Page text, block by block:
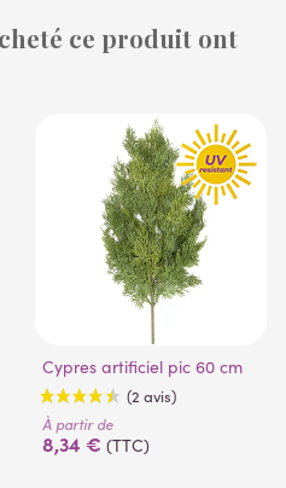
ce produit ont
Cypres artificiel pic 60 cm
À partir de
8,34 € (TTC)